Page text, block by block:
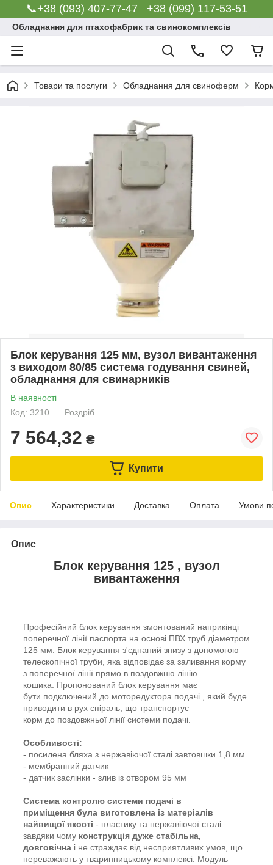
📞+38 (093) 407-77-47 +38 (099) 117-53-51
Обладнання для птахофабрик та свинокомплексів
Товари та послуги Обладнання для свиноферм
Блок керування 125 мм, вузол вивантаження
з виходом 80/85 система годування свиней,
обладнання для свинарників
В наявності
Код: 3210
Роздріб
7 564,32 ₴
Купити
Опис Характеристики Доставка Оплата Умови
Опис
Блок керування 125 , вузол
вивантаження
Професійний блок керування змонтований наприкінці
поперечної лінії паспорта на основі ПВХ труб діаметром
125 мм. Блок керування з'єднаний знизу з допомогою
телескопічної труби, яка відповідає за заливання корму
з поперечної лінії прямо в поздовжню лінію
кошика. Пропонований блок керування має
бути подключений до моторедуктора подачі , який буде
приводити в рух спіраль, що транспортує
корм до поздовжньої лінії системи подачі.
Особливості:
- посилена бляха з нержавіючої сталі завтовшки 1,8 мм
- мембранний датчик
- датчик заслінки - злив із отвором 95 мм
Система контролю системи подачі в
приміщення була виготовлена із матеріалів
найвищої якості - пластику та нержавіючої сталі —
завдяки чому конструкція дуже стабільна,
довговічна і не страждає від несприятливих умов, що
переважають у тваринницькому комплексі. Модуль